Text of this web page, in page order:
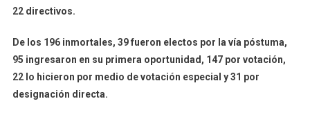
22 directivos.
De los 196 inmortales, 39 fueron electos por la vía póstuma,
95 ingresaron en su primera oportunidad, 147 por votación,
22 lo hicieron por medio de votación especial y 31 por
designación directa.